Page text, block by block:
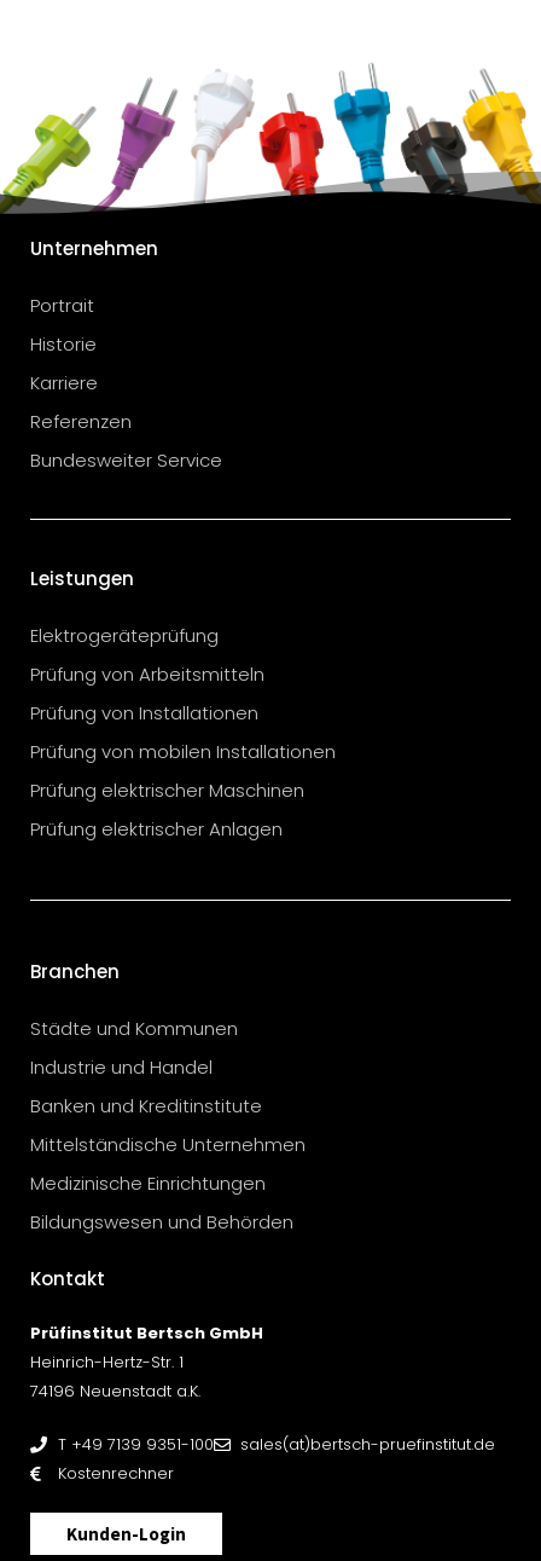
Unternehmen
Portrait
Historie
Karriere
Referenzen
Bundesweiter Service
Leistungen
Elektrogeräteprüfung
Prüfung von Arbeitsmitteln
Prüfung von Installationen
Prüfung von mobilen Installationen
Prüfung elektrischer Maschinen
Prüfung elektrischer Anlagen
Branchen
Städte und Kommunen
Industrie und Handel
Banken und Kreditinstitute
Mittelständische Unternehmen
Medizinische Einrichtungen
Bildungswesen und Behörden
Kontakt
Prüfinstitut Bertsch GmbH
Heinrich-Hertz-Str. 1
74196 Neuenstadt a.K.
T +49 7139 9351-100
sales(at)bertsch-pruefinstitut.de
Kostenrechner
Kunden-Login